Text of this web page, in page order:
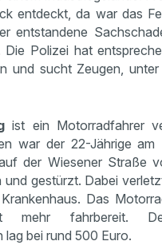
entdeckt, da war das
entstandene
Polizei hat
und sucht Zeugen,
ist ein Motorradfahrer
war der 22-Jährige am
der Wiesener Straße
und gestürzt. Dabei
Das
mehr fahrbereit.
lag bei rund 500 Euro.